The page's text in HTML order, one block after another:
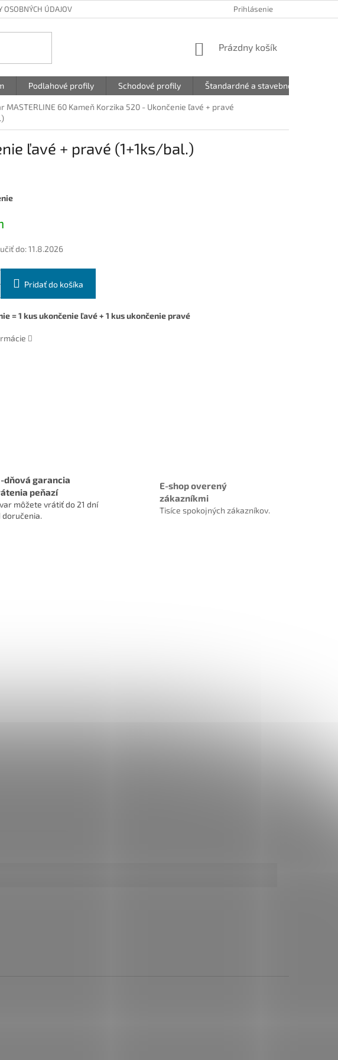
OSOBNÝCH ÚDAJOV Prihlásenie
NÁKUPNÝ
Prázdny košík
Podlahové profily Schodové profily Štandardné a stavebné profily
MASTERLINE 60 Kameň Korzika 520 - Ukončenie ľavé + pravé
ľavé + pravé (1+1ks/bal.)
do:11.8.2026
Pridať do košíka
= 1 kus ukončenie ľavé + 1 kus ukončenie pravé
dňová garancia
peňazí
môžete vrátiť do 21 dní
doručenia.
E-shop overený
zákazníkmi
Tisíce spokojných zákazníkov.